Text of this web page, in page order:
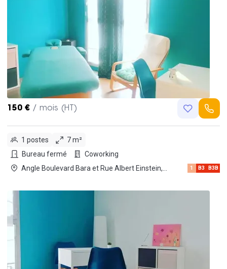
150 € / mois (HT)
1 postes
7 m²
Bureau fermé
Coworking
Angle Boulevard Bara et Rue Albert Einstein,
1 B3 B3B